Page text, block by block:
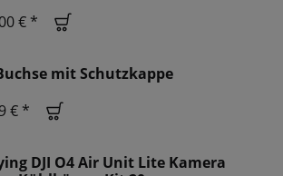
€ *
mit Schutzkappe
€ *
DJI O4 Air Unit Lite Kamera